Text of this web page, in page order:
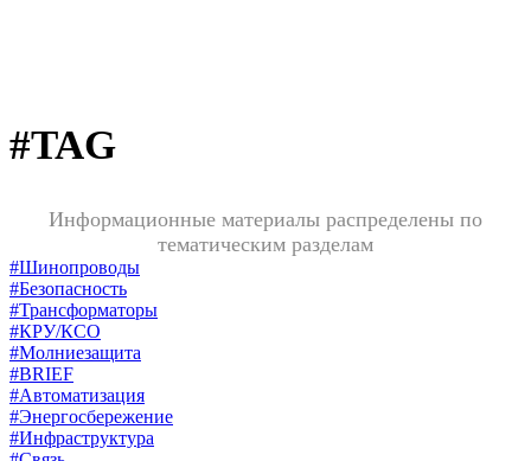
#TAG
Информационные материалы распределены по
тематическим разделам
#Шинопроводы
#Безопасность
#Трансформаторы
#КРУ/КСО
#Молниезащита
#BRIEF
#Автоматизация
#Энергосбережение
#Инфраструктура